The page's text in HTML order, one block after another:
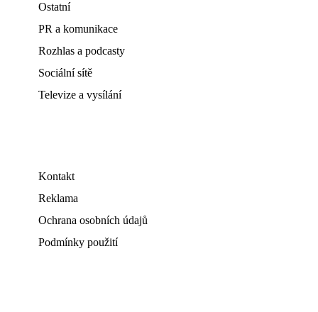
Ostatní
PR a komunikace
Rozhlas a podcasty
Sociální sítě
Televize a vysílání
Kontakt
Reklama
Ochrana osobních údajů
Podmínky použití